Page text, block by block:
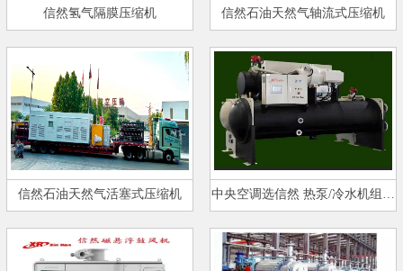
信然氢气隔膜压缩机 信然石油天然气轴流式压缩机
信然石油天然气活塞式压缩机 中央空调选信然 热泵/冷水机组…